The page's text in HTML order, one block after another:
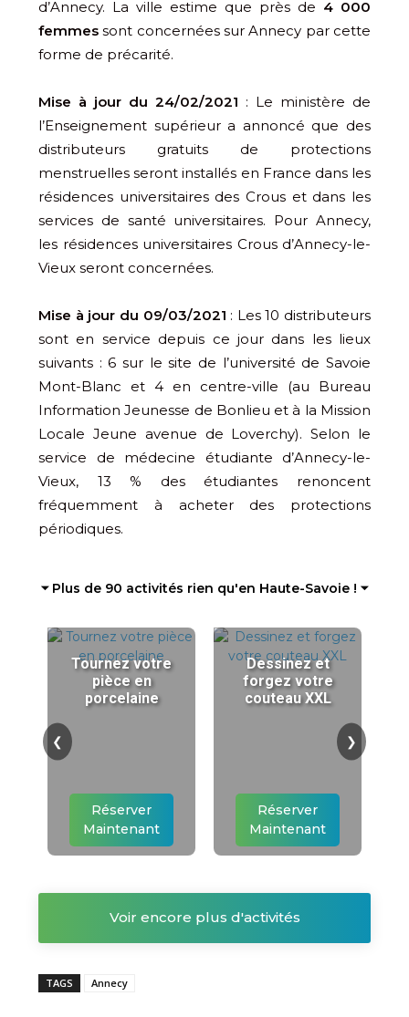
d’Annecy. La ville estime que près de 4 000
femmes sont concernées sur Annecy par cette
forme de précarité.
Mise à jour du 24/02/2021 : Le ministère de
l’Enseignement supérieur a annoncé que des
distributeurs gratuits de protections
menstruelles seront installés en France dans les
résidences universitaires des Crous et dans les
services de santé universitaires. Pour Annecy,
les résidences universitaires Crous d’Annecy-le-
Vieux seront concernées.
Mise à jour du 09/03/2021 : Les 10 distributeurs
sont en service depuis ce jour dans les lieux
suivants : 6 sur le site de l’université de Savoie
Mont-Blanc et 4 en centre-ville (au Bureau
Information Jeunesse de Bonlieu et à la Mission
Locale Jeune avenue de Loverchy). Selon le
service de médecine étudiante d’Annecy-le-
Vieux, 13 % des étudiantes renoncent
fréquemment à acheter des protections
périodiques.
⏷ Plus de 90 activités rien qu'en Haute-Savoie ! ⏷
Tournez votre
pièce en
porcelaine
Réserver
Maintenant
Dessinez et
forgez votre
couteau XXL
Réserver
Maintenant
❮ ❯
Voir encore plus d'activités
TAGS Annecy